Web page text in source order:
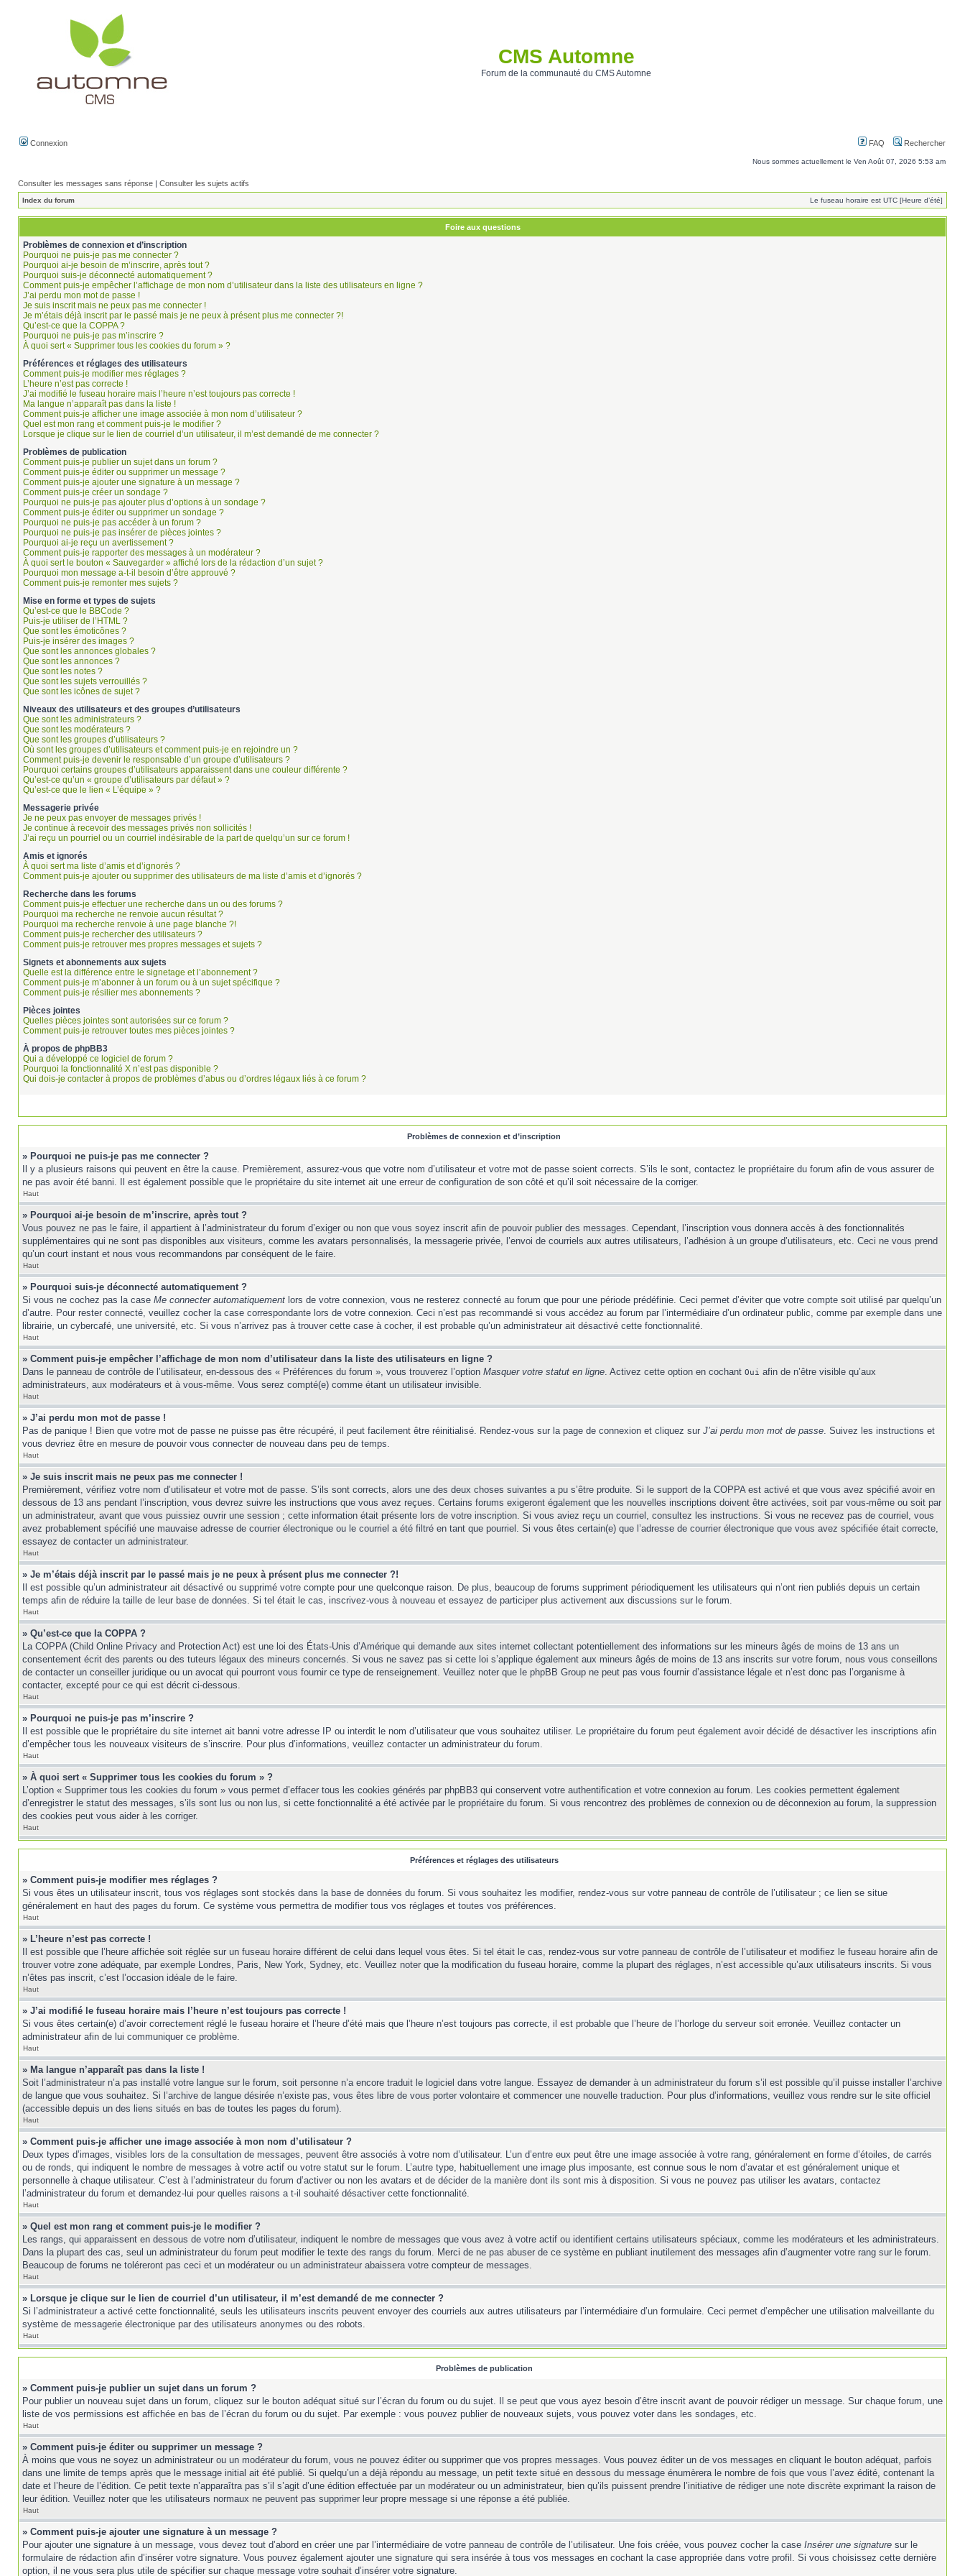
CMS Automne
Forum de la communauté du CMS Automne
Connexion FAQ Rechercher
Nous sommes actuellement le Ven Août 07, 2026 5:53 am
Consulter les messages sans réponse | Consulter les sujets actifs
Index du forum Le fuseau horaire est UTC [Heure d’été]
Foire aux questions
Problèmes de connexion et d’inscription
Pourquoi ne puis-je pas me connecter ?
Pourquoi ai-je besoin de m’inscrire, après tout ?
Pourquoi suis-je déconnecté automatiquement ?
Comment puis-je empêcher l’affichage de mon nom d’utilisateur dans la liste des utilisateurs en ligne ?
J’ai perdu mon mot de passe !
Je suis inscrit mais ne peux pas me connecter !
Je m’étais déjà inscrit par le passé mais je ne peux à présent plus me connecter ?!
Qu’est-ce que la COPPA ?
Pourquoi ne puis-je pas m’inscrire ?
À quoi sert « Supprimer tous les cookies du forum » ?
Préférences et réglages des utilisateurs
Comment puis-je modifier mes réglages ?
L’heure n’est pas correcte !
J’ai modifié le fuseau horaire mais l’heure n’est toujours pas correcte !
Ma langue n’apparaît pas dans la liste !
Comment puis-je afficher une image associée à mon nom d’utilisateur ?
Quel est mon rang et comment puis-je le modifier ?
Lorsque je clique sur le lien de courriel d’un utilisateur, il m’est demandé de me connecter ?
Problèmes de publication
Comment puis-je publier un sujet dans un forum ?
Comment puis-je éditer ou supprimer un message ?
Comment puis-je ajouter une signature à un message ?
Comment puis-je créer un sondage ?
Pourquoi ne puis-je pas ajouter plus d’options à un sondage ?
Comment puis-je éditer ou supprimer un sondage ?
Pourquoi ne puis-je pas accéder à un forum ?
Pourquoi ne puis-je pas insérer de pièces jointes ?
Pourquoi ai-je reçu un avertissement ?
Comment puis-je rapporter des messages à un modérateur ?
À quoi sert le bouton « Sauvegarder » affiché lors de la rédaction d’un sujet ?
Pourquoi mon message a-t-il besoin d’être approuvé ?
Comment puis-je remonter mes sujets ?
Mise en forme et types de sujets
Qu’est-ce que le BBCode ?
Puis-je utiliser de l’HTML ?
Que sont les émoticônes ?
Puis-je insérer des images ?
Que sont les annonces globales ?
Que sont les annonces ?
Que sont les notes ?
Que sont les sujets verrouillés ?
Que sont les icônes de sujet ?
Niveaux des utilisateurs et des groupes d’utilisateurs
Que sont les administrateurs ?
Que sont les modérateurs ?
Que sont les groupes d’utilisateurs ?
Où sont les groupes d’utilisateurs et comment puis-je en rejoindre un ?
Comment puis-je devenir le responsable d’un groupe d’utilisateurs ?
Pourquoi certains groupes d’utilisateurs apparaissent dans une couleur différente ?
Qu’est-ce qu’un « groupe d’utilisateurs par défaut » ?
Qu’est-ce que le lien « L’équipe » ?
Messagerie privée
Je ne peux pas envoyer de messages privés !
Je continue à recevoir des messages privés non sollicités !
J’ai reçu un pourriel ou un courriel indésirable de la part de quelqu’un sur ce forum !
Amis et ignorés
À quoi sert ma liste d’amis et d’ignorés ?
Comment puis-je ajouter ou supprimer des utilisateurs de ma liste d’amis et d’ignorés ?
Recherche dans les forums
Comment puis-je effectuer une recherche dans un ou des forums ?
Pourquoi ma recherche ne renvoie aucun résultat ?
Pourquoi ma recherche renvoie à une page blanche ?!
Comment puis-je rechercher des utilisateurs ?
Comment puis-je retrouver mes propres messages et sujets ?
Signets et abonnements aux sujets
Quelle est la différence entre le signetage et l’abonnement ?
Comment puis-je m’abonner à un forum ou à un sujet spécifique ?
Comment puis-je résilier mes abonnements ?
Pièces jointes
Quelles pièces jointes sont autorisées sur ce forum ?
Comment puis-je retrouver toutes mes pièces jointes ?
À propos de phpBB3
Qui a développé ce logiciel de forum ?
Pourquoi la fonctionnalité X n’est pas disponible ?
Qui dois-je contacter à propos de problèmes d’abus ou d’ordres légaux liés à ce forum ?
Problèmes de connexion et d’inscription
» Pourquoi ne puis-je pas me connecter ?
Il y a plusieurs raisons qui peuvent en être la cause. Premièrement, assurez-vous que votre nom d’utilisateur et votre mot de passe soient corrects. S’ils le sont, contactez le propriétaire du forum afin de vous assurer de
ne pas avoir été banni. Il est également possible que le propriétaire du site internet ait une erreur de configuration de son côté et qu’il soit nécessaire de la corriger.
Haut
» Pourquoi ai-je besoin de m’inscrire, après tout ?
Vous pouvez ne pas le faire, il appartient à l’administrateur du forum d’exiger ou non que vous soyez inscrit afin de pouvoir publier des messages. Cependant, l’inscription vous donnera accès à des fonctionnalités
supplémentaires qui ne sont pas disponibles aux visiteurs, comme les avatars personnalisés, la messagerie privée, l’envoi de courriels aux autres utilisateurs, l’adhésion à un groupe d’utilisateurs, etc. Ceci ne vous prend
qu’un court instant et nous vous recommandons par conséquent de le faire.
Haut
» Pourquoi suis-je déconnecté automatiquement ?
Si vous ne cochez pas la case Me connecter automatiquement lors de votre connexion, vous ne resterez connecté au forum que pour une période prédéfinie. Ceci permet d’éviter que votre compte soit utilisé par quelqu’un
d’autre. Pour rester connecté, veuillez cocher la case correspondante lors de votre connexion. Ceci n’est pas recommandé si vous accédez au forum par l’intermédiaire d’un ordinateur public, comme par exemple dans une
librairie, un cybercafé, une université, etc. Si vous n’arrivez pas à trouver cette case à cocher, il est probable qu’un administrateur ait désactivé cette fonctionnalité.
Haut
» Comment puis-je empêcher l’affichage de mon nom d’utilisateur dans la liste des utilisateurs en ligne ?
Dans le panneau de contrôle de l’utilisateur, en-dessous des « Préférences du forum », vous trouverez l’option Masquer votre statut en ligne. Activez cette option en cochant Oui afin de n’être visible qu’aux
administrateurs, aux modérateurs et à vous-même. Vous serez compté(e) comme étant un utilisateur invisible.
Haut
» J’ai perdu mon mot de passe !
Pas de panique ! Bien que votre mot de passe ne puisse pas être récupéré, il peut facilement être réinitialisé. Rendez-vous sur la page de connexion et cliquez sur J’ai perdu mon mot de passe. Suivez les instructions et
vous devriez être en mesure de pouvoir vous connecter de nouveau dans peu de temps.
Haut
» Je suis inscrit mais ne peux pas me connecter !
Premièrement, vérifiez votre nom d’utilisateur et votre mot de passe. S’ils sont corrects, alors une des deux choses suivantes a pu s’être produite. Si le support de la COPPA est activé et que vous avez spécifié avoir en
dessous de 13 ans pendant l’inscription, vous devrez suivre les instructions que vous avez reçues. Certains forums exigeront également que les nouvelles inscriptions doivent être activées, soit par vous-même ou soit par
un administrateur, avant que vous puissiez ouvrir une session ; cette information était présente lors de votre inscription. Si vous aviez reçu un courriel, consultez les instructions. Si vous ne recevez pas de courriel, vous
avez probablement spécifié une mauvaise adresse de courrier électronique ou le courriel a été filtré en tant que pourriel. Si vous êtes certain(e) que l’adresse de courrier électronique que vous avez spécifiée était correcte,
essayez de contacter un administrateur.
Haut
» Je m’étais déjà inscrit par le passé mais je ne peux à présent plus me connecter ?!
Il est possible qu’un administrateur ait désactivé ou supprimé votre compte pour une quelconque raison. De plus, beaucoup de forums suppriment périodiquement les utilisateurs qui n’ont rien publiés depuis un certain
temps afin de réduire la taille de leur base de données. Si tel était le cas, inscrivez-vous à nouveau et essayez de participer plus activement aux discussions sur le forum.
Haut
» Qu’est-ce que la COPPA ?
La COPPA (Child Online Privacy and Protection Act) est une loi des États-Unis d’Amérique qui demande aux sites internet collectant potentiellement des informations sur les mineurs âgés de moins de 13 ans un
consentement écrit des parents ou des tuteurs légaux des mineurs concernés. Si vous ne savez pas si cette loi s’applique également aux mineurs âgés de moins de 13 ans inscrits sur votre forum, nous vous conseillons
de contacter un conseiller juridique ou un avocat qui pourront vous fournir ce type de renseignement. Veuillez noter que le phpBB Group ne peut pas vous fournir d’assistance légale et n’est donc pas l’organisme à
contacter, excepté pour ce qui est décrit ci-dessous.
Haut
» Pourquoi ne puis-je pas m’inscrire ?
Il est possible que le propriétaire du site internet ait banni votre adresse IP ou interdit le nom d’utilisateur que vous souhaitez utiliser. Le propriétaire du forum peut également avoir décidé de désactiver les inscriptions afin
d’empêcher tous les nouveaux visiteurs de s’inscrire. Pour plus d’informations, veuillez contacter un administrateur du forum.
Haut
» À quoi sert « Supprimer tous les cookies du forum » ?
L’option « Supprimer tous les cookies du forum » vous permet d’effacer tous les cookies générés par phpBB3 qui conservent votre authentification et votre connexion au forum. Les cookies permettent également
d’enregistrer le statut des messages, s’ils sont lus ou non lus, si cette fonctionnalité a été activée par le propriétaire du forum. Si vous rencontrez des problèmes de connexion ou de déconnexion au forum, la suppression
des cookies peut vous aider à les corriger.
Haut
Préférences et réglages des utilisateurs
» Comment puis-je modifier mes réglages ?
Si vous êtes un utilisateur inscrit, tous vos réglages sont stockés dans la base de données du forum. Si vous souhaitez les modifier, rendez-vous sur votre panneau de contrôle de l’utilisateur ; ce lien se situe
généralement en haut des pages du forum. Ce système vous permettra de modifier tous vos réglages et toutes vos préférences.
Haut
» L’heure n’est pas correcte !
Il est possible que l’heure affichée soit réglée sur un fuseau horaire différent de celui dans lequel vous êtes. Si tel était le cas, rendez-vous sur votre panneau de contrôle de l’utilisateur et modifiez le fuseau horaire afin de
trouver votre zone adéquate, par exemple Londres, Paris, New York, Sydney, etc. Veuillez noter que la modification du fuseau horaire, comme la plupart des réglages, n’est accessible qu’aux utilisateurs inscrits. Si vous
n’êtes pas inscrit, c’est l’occasion idéale de le faire.
Haut
» J’ai modifié le fuseau horaire mais l’heure n’est toujours pas correcte !
Si vous êtes certain(e) d’avoir correctement réglé le fuseau horaire et l’heure d’été mais que l’heure n’est toujours pas correcte, il est probable que l’heure de l’horloge du serveur soit erronée. Veuillez contacter un
administrateur afin de lui communiquer ce problème.
Haut
» Ma langue n’apparaît pas dans la liste !
Soit l’administrateur n’a pas installé votre langue sur le forum, soit personne n’a encore traduit le logiciel dans votre langue. Essayez de demander à un administrateur du forum s’il est possible qu’il puisse installer l’archive
de langue que vous souhaitez. Si l’archive de langue désirée n’existe pas, vous êtes libre de vous porter volontaire et commencer une nouvelle traduction. Pour plus d’informations, veuillez vous rendre sur le site officiel
(accessible depuis un des liens situés en bas de toutes les pages du forum).
Haut
» Comment puis-je afficher une image associée à mon nom d’utilisateur ?
Deux types d’images, visibles lors de la consultation de messages, peuvent être associés à votre nom d’utilisateur. L’un d’entre eux peut être une image associée à votre rang, généralement en forme d’étoiles, de carrés
ou de ronds, qui indiquent le nombre de messages à votre actif ou votre statut sur le forum. L’autre type, habituellement une image plus imposante, est connue sous le nom d’avatar et est généralement unique et
personnelle à chaque utilisateur. C’est à l’administrateur du forum d’activer ou non les avatars et de décider de la manière dont ils sont mis à disposition. Si vous ne pouvez pas utiliser les avatars, contactez
l’administrateur du forum et demandez-lui pour quelles raisons a t-il souhaité désactiver cette fonctionnalité.
Haut
» Quel est mon rang et comment puis-je le modifier ?
Les rangs, qui apparaissent en dessous de votre nom d’utilisateur, indiquent le nombre de messages que vous avez à votre actif ou identifient certains utilisateurs spéciaux, comme les modérateurs et les administrateurs.
Dans la plupart des cas, seul un administrateur du forum peut modifier le texte des rangs du forum. Merci de ne pas abuser de ce système en publiant inutilement des messages afin d’augmenter votre rang sur le forum.
Beaucoup de forums ne toléreront pas ceci et un modérateur ou un administrateur abaissera votre compteur de messages.
Haut
» Lorsque je clique sur le lien de courriel d’un utilisateur, il m’est demandé de me connecter ?
Si l’administrateur a activé cette fonctionnalité, seuls les utilisateurs inscrits peuvent envoyer des courriels aux autres utilisateurs par l’intermédiaire d’un formulaire. Ceci permet d’empêcher une utilisation malveillante du
système de messagerie électronique par des utilisateurs anonymes ou des robots.
Haut
Problèmes de publication
» Comment puis-je publier un sujet dans un forum ?
Pour publier un nouveau sujet dans un forum, cliquez sur le bouton adéquat situé sur l’écran du forum ou du sujet. Il se peut que vous ayez besoin d’être inscrit avant de pouvoir rédiger un message. Sur chaque forum, une
liste de vos permissions est affichée en bas de l’écran du forum ou du sujet. Par exemple : vous pouvez publier de nouveaux sujets, vous pouvez voter dans les sondages, etc.
Haut
» Comment puis-je éditer ou supprimer un message ?
À moins que vous ne soyez un administrateur ou un modérateur du forum, vous ne pouvez éditer ou supprimer que vos propres messages. Vous pouvez éditer un de vos messages en cliquant le bouton adéquat, parfois
dans une limite de temps après que le message initial ait été publié. Si quelqu’un a déjà répondu au message, un petit texte situé en dessous du message énumèrera le nombre de fois que vous l’avez édité, contenant la
date et l’heure de l’édition. Ce petit texte n’apparaîtra pas s’il s’agit d’une édition effectuée par un modérateur ou un administrateur, bien qu’ils puissent prendre l’initiative de rédiger une note discrète exprimant la raison de
leur édition. Veuillez noter que les utilisateurs normaux ne peuvent pas supprimer leur propre message si une réponse a été publiée.
Haut
» Comment puis-je ajouter une signature à un message ?
Pour ajouter une signature à un message, vous devez tout d’abord en créer une par l’intermédiaire de votre panneau de contrôle de l’utilisateur. Une fois créée, vous pouvez cocher la case Insérer une signature sur le
formulaire de rédaction afin d’insérer votre signature. Vous pouvez également ajouter une signature qui sera insérée à tous vos messages en cochant la case appropriée dans votre profil. Si vous choisissez cette dernière
option, il ne vous sera plus utile de spécifier sur chaque message votre souhait d’insérer votre signature.